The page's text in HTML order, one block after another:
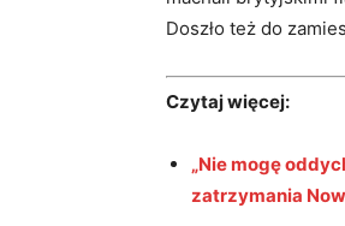
Doszło też do
Czytaj więcej:
„Nie mogę
zatrzymania